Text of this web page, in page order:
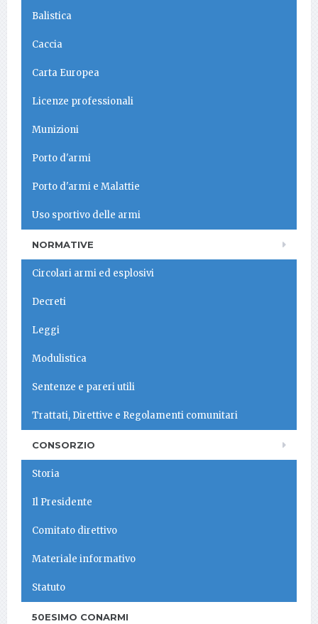
Balistica
Caccia
Carta Europea
Licenze professionali
Munizioni
Porto d'armi
Porto d'armi e Malattie
Uso sportivo delle armi
NORMATIVE
Circolari armi ed esplosivi
Decreti
Leggi
Modulistica
Sentenze e pareri utili
Trattati, Direttive e Regolamenti comunitari
CONSORZIO
Storia
Il Presidente
Comitato direttivo
Materiale informativo
Statuto
50ESIMO CONARMI